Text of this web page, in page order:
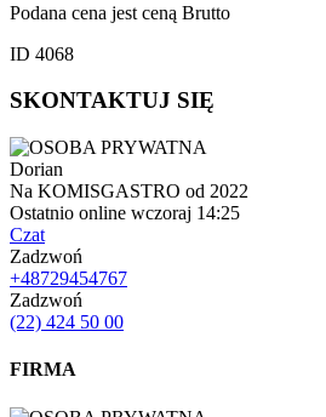
Podana cena jest ceną Brutto
ID 4068
SKONTAKTUJ SIĘ
Dorian
Na KOMISGASTRO od 2022
Ostatnio online wczoraj 14:25
Czat
Zadzwoń
+48729454767
Zadzwoń
(22) 424 50 00
FIRMA